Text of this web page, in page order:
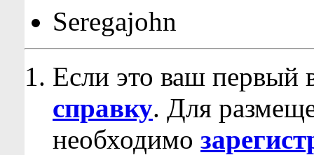
Seregajohn
Если это ваш первый
справку. Для
необходимо